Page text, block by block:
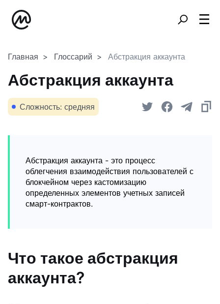
Главная Глоссарий Абстракция аккаунта
Абстракция аккаунта
Сложность: средняя
Абстракция аккаунта - это процесс
облегчения взаимодействия пользователей с
блокчейном через кастомизацию
определенных элементов учетных записей
смарт-контрактов.
Что такое абстракция
аккаунта?